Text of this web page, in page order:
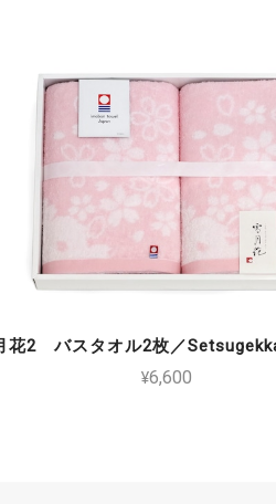
花2 バスタオル2枚／
¥6,600